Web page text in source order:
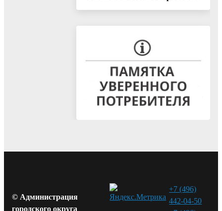
© Администрация
городского округа
+7 (496)
442-04-50